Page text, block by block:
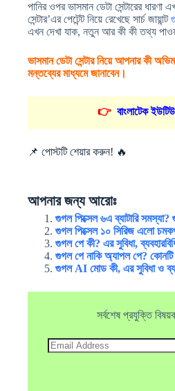
পানির ওপর ভাসমান ডেটা সেন্টারের
সেন্টার’এর পেটেন্ট নিয়ে রেখেছে সার্চ জায়ান্ট
এখন দেখা যাক, নতুন আর কী কী তথ্য
ভাসমান ডেটা সেন্টার নিয়ে আপনার কী
মন্তব্যের মাধ্যমে জানাবেন।
👉 বাংলাটেক
📌 পোস্টটি শেয়ার করুন! 🔥
আপনার জন্য আরোঃ
গুগল পিক্সেল ৬এ ব্যাটারি
গুগল পিক্সেল ১০ সিরিজ এলো
গুগল পে কী? এর সুবিধা,
গুগল পে নাকি অ্যাপল পে? কোনটি
গুগল AI মোড কী, এর সুবিধা ও
সর্বশেষ প্রযুক্তি
Email
Address